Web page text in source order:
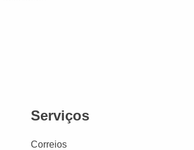
Serviços
Correios